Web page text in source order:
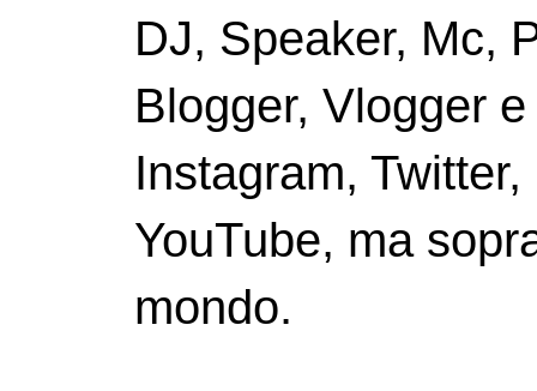
DJ, Speaker, Mc,
Blogger, Vlogger
Instagram,
YouTube, ma
mondo.